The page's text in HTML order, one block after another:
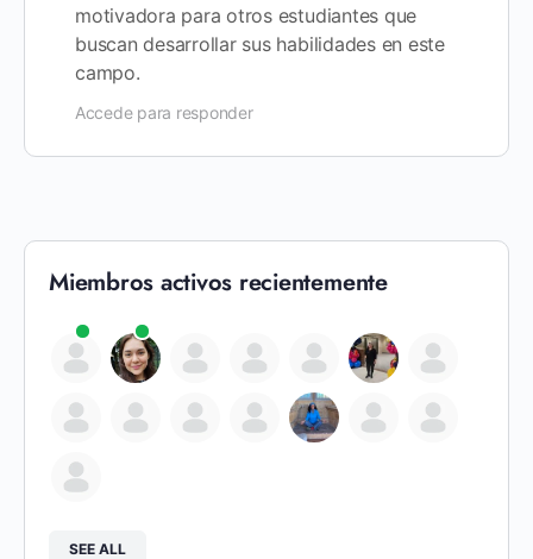
motivadora para otros estudiantes que
buscan desarrollar sus habilidades en este
campo.
Accede para responder
Miembros activos recientemente
SEE ALL